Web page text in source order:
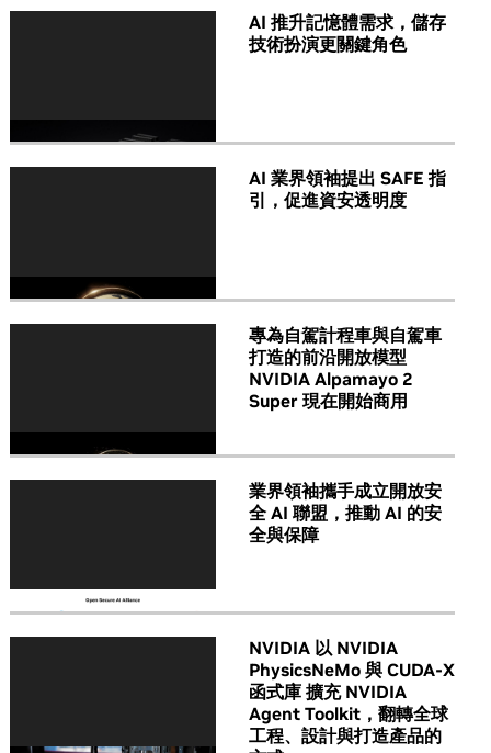
AI 推升記憶體需求，儲存
技術扮演更關鍵角色
AI 業界領袖提出 SAFE 指
引，促進資安透明度
專為自駕計程車與自駕車
打造的前沿開放模型
NVIDIA Alpamayo 2
Super 現在開始商用
業界領袖攜手成立開放安
全 AI 聯盟，推動 AI 的安
全與保障
NVIDIA 以 NVIDIA
PhysicsNeMo 與 CUDA-X
函式庫 擴充 NVIDIA
Agent Toolkit，翻轉全球
工程、設計與打造產品的